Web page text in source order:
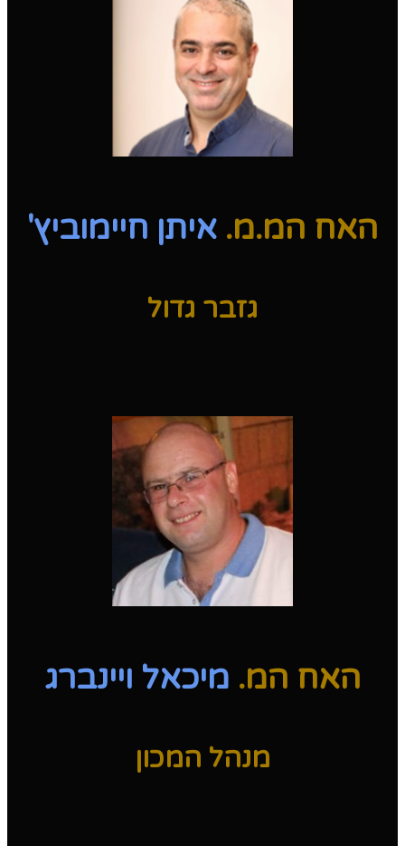
האח המ.מ. איתן חיימוביץ'
גזבר גדול
האח המ. מיכאל ויינברג
מנהל המכון